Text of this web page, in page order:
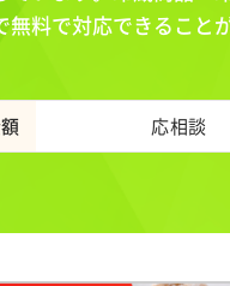
料で対応できること
応相談